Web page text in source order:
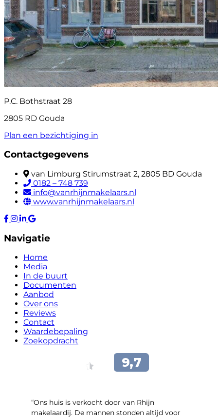
P.C. Bothstraat 28
2805 RD Gouda
Plan een bezichtiging in
Contactgegevens
van Limburg Stirumstraat 2, 2805 BD Gouda
0182 – 748 739
info@vanrhijnmakelaars.nl
www.vanrhijnmakelaars.nl
Navigatie
Home
Media
In de buurt
Documenten
Aanbod
Over ons
Reviews
Contact
Waardebepaling
Zoekopdracht
“Ons huis is verkocht door van Rhijn
makelaardij. De mannen stonden altijd voor